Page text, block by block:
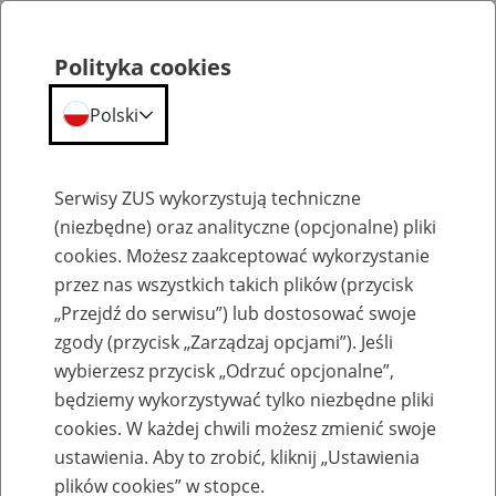
Zasiłek macierzyński
Oświadczenie ZAS-26
Polityka cookies
Polski
Serwisy ZUS wykorzystują techniczne
(niezbędne) oraz analityczne (opcjonalne) pliki
cookies. Możesz zaakceptować wykorzystanie
przez nas wszystkich takich plików (przycisk
„Przejdź do serwisu”) lub dostosować swoje
zgody (przycisk „Zarządzaj opcjami”). Jeśli
wybierzesz przycisk „Odrzuć opcjonalne”,
będziemy wykorzystywać tylko niezbędne pliki
cookies. W każdej chwili możesz zmienić swoje
ustawienia. Aby to zrobić, kliknij „Ustawienia
plików cookies” w stopce.